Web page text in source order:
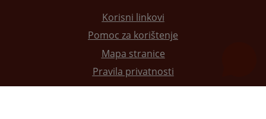
Korisni linkovi
Pomoc za korištenje
Mapa stranice
Pravila privatnosti